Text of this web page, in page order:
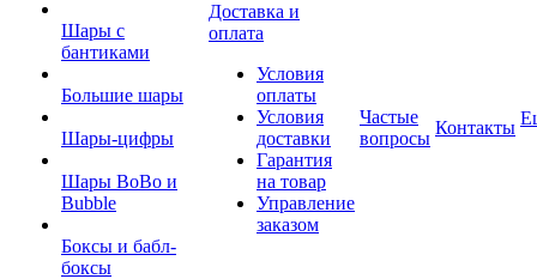
Шары с
бантиками
Большие шары
Шары-цифры
Шары BoBo и
Bubble
Боксы и бабл-
боксы
Доставка и
оплата
Условия
оплаты
Условия
доставки
Гарантия
на товар
Управление
заказом
Частые
вопросы
Контакты